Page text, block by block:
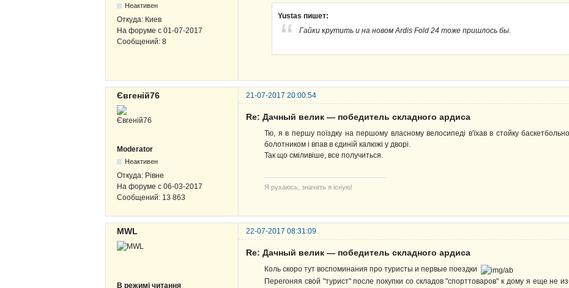
Неактивен
Откуда: Киев
На форуме с 01-07-2017
Сообщений: 8
Yustas пишет:
Гайки крутить и на новом Ardis Fold 24 тоже пришлось бы.
Євгеній76 21-07-2017 20:00:54
Moderator
Неактивен
Откуда: Рівне
На форуме с 06-03-2017
Сообщений: 13 863
Re: Дачный велик — победитель складного ардиса
Тю, я в першу поїздку на першому власному велосипеді в'їхав в стойку
болотником і впав в єдиній калюжі у дворі.
Так що сміливіше, все получиться.
Я рухаюсь, значить я існую!
MWL 22-07-2017 08:31:09
В режимі читання
Re: Дачный велик — победитель складного ардиса
Коль скоро тут воспоминания про туристы и первые поездки
Перегоняя свой "турист" после покупки со складов "спорттоваров" к дому я еще не